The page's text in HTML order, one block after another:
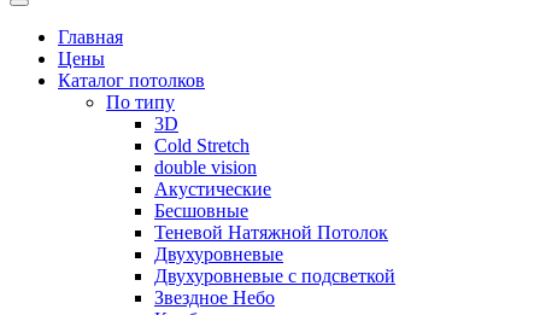
Главная
Цены
Каталог потолков
По типу
3D
Cold Stretch
double vision
Акустические
Бесшовные
Теневой Натяжной Потолок
Двухуровневые
Двухуровневые с подсветкой
Звездное Небо